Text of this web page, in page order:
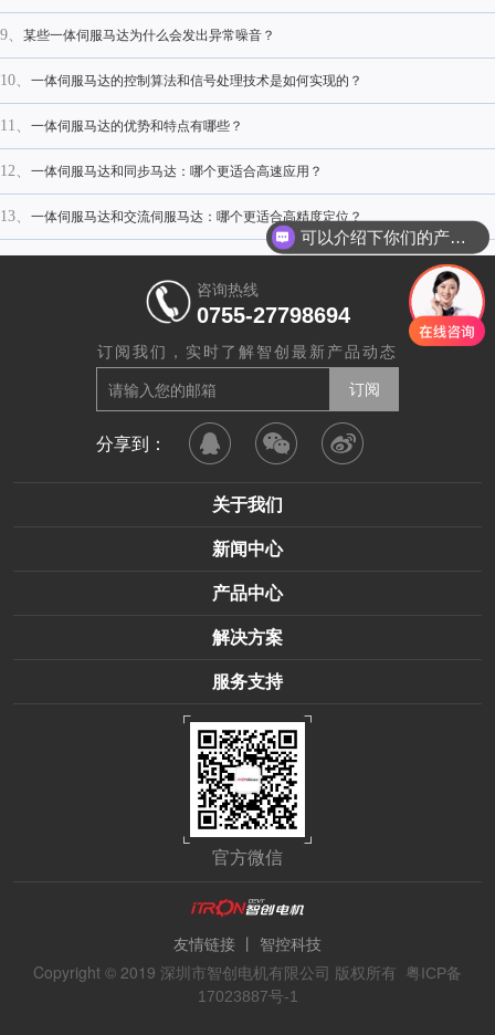
9、 某些一体伺服马达为什么会发出异常噪音？
10、 一体伺服马达的控制算法和信号处理技术是如何实现的？
11、 一体伺服马达的优势和特点有哪些？
12、 一体伺服马达和同步马达：哪个更适合高速应用？
13、 一体伺服马达和交流伺服马达：哪个更适合高精度定位？
咨询热线
0755-27798694
订阅我们，实时了解智创最新产品动态
分享到：
关于我们
新闻中心
产品中心
解决方案
服务支持
官方微信
友情链接 丨 智控科技
Copyright © 2019 深圳市智创电机有限公司 版权所有
粤ICP备
17023887号-1
可以介绍下你们的产品么